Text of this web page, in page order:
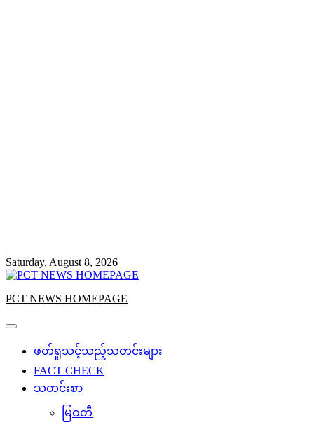
Saturday, August 8, 2026
PCT NEWS HOMEPAGE
ဖတ်ရှုသင့်သည့်သတင်းများ
FACT CHECK
သတင်းစာ
မြဝတီ